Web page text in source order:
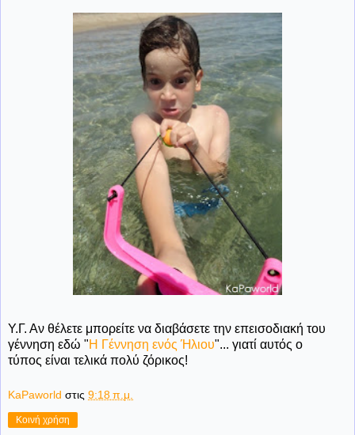
Υ.Γ. Αν θέλετε μπορείτε να διαβάσετε την επεισοδιακή του
γέννηση εδώ "Η Γέννηση ενός Ήλιου"... γιατί αυτός ο
τύπος είναι τελικά πολύ ζόρικος!
KaPaworld στις 9:18 π.μ.
Κοινή χρήση